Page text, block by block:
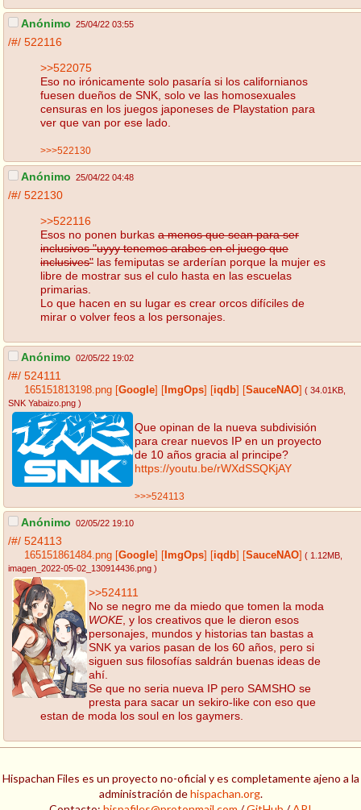
Anónimo 25/04/22 03:55
/#/ 522116
>>522075
Eso no irónicamente solo pasaría si los californianos
fuesen dueños de SNK, solo ve las homosexuales
censuras en los juegos japoneses de Playstation para
ver que van por ese lado.
>>>522130
Anónimo 25/04/22 04:48
/#/ 522130
>>522116
Esos no ponen burkas a menos que sean para ser
inclusivos "uyyy tenemos arabes en el juego que
inclusives" las femiputas se arderían porque la mujer es
libre de mostrar sus el culo hasta en las escuelas
primarias.
Lo que hacen en su lugar es crear orcos difíciles de
mirar o volver feos a los personajes.
Anónimo 02/05/22 19:02
/#/ 524111
165151813198.png Google ImgOps iqdb SauceNAO ( 34.01KB
SNK Yabaizo.png )
Que opinan de la nueva subdivisión
para crear nuevos IP en un proyecto
de 10 años gracia al principe?
https://youtu.be/rWXdSSQKjAY
>>>524113
Anónimo 02/05/22 19:10
/#/ 524113
165151861484.png Google ImgOps iqdb SauceNAO ( 1.12MB
imagen_2022-05-02_130914436.png )
>>524111
No se negro me da miedo que tomen la moda
WOKE, y los creativos que le dieron esos
personajes, mundos y historias tan bastas a
SNK ya varios pasan de los 60 años, pero si
siguen sus filosofías saldrán buenas ideas de
ahí.
Se que no seria nueva IP pero SAMSHO se
presta para sacar un sekiro-like con eso que
estan de moda los soul en los gaymers.
Hispachan Files es un proyecto no-oficial y es completamente ajeno a la
administración dehispachan.org.